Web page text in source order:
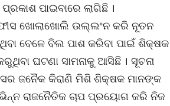
ପାଇବାରେ ଲାଗିଛି ।
ଖୋଲାଖୋଲି ଉଲ୍ଲଂନ କରି ନୂତନ
ବେଳେ ବିଲ ପାଶ କରିବା ପାଇଁ ଶିକ୍ଷକ
ଘଟଣା ସାମନାକୁ ଆସିଛି । ସୂଚନା
ଜନୈକ କିରାଣି ମିଶି ଶିକ୍ଷକ ମାନଙ୍କ
ରାଜନୈତିକ ଚାପ ପ୍ରୟୋଗ କରି ନିଜ